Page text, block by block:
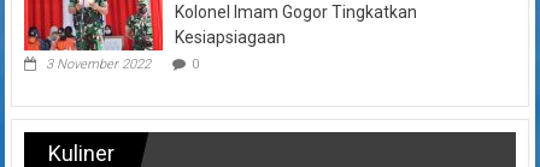
Kolonel Imam Gogor Tingkatkan
Kesiapsiagaan
3 November 2022 0
Kuliner